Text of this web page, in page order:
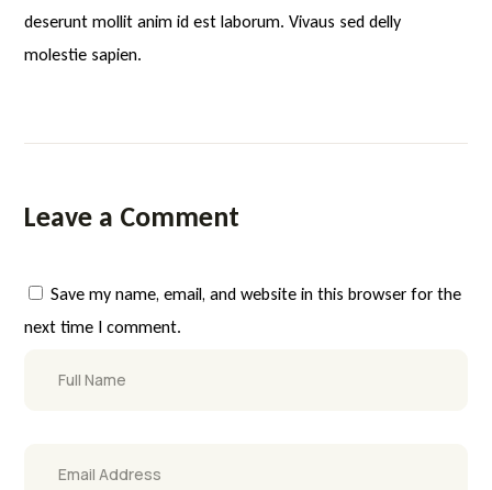
deserunt mollit anim id est laborum. Vivaus sed delly
molestie sapien.
Leave a Comment
Save my name, email, and website in this browser for the
next time I comment.